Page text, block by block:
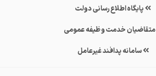
پایگاه اطلاع رسانی دولت
متقاضیان خدمت وظیفه عمومی
سامانه پدافند غیرعامل